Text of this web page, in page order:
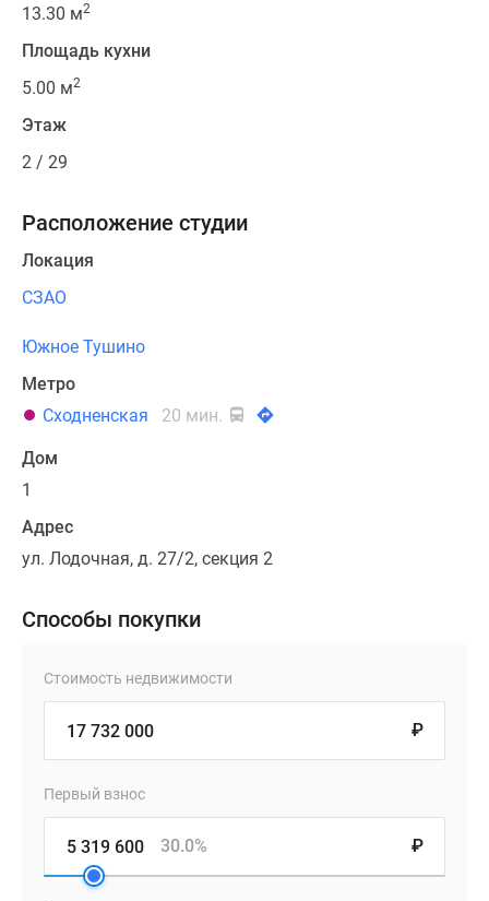
13.30 м2
Площадь кухни
5.00 м2
Этаж
2 / 29
Расположение студии
Локация
СЗАО
Южное Тушино
Метро
Сходненская
20 мин.
Дом
1
Адрес
ул. Лодочная, д. 27/2, секция 2
Способы покупки
Стоимость недвижимости
₽
Первый взнос
₽
30.0%